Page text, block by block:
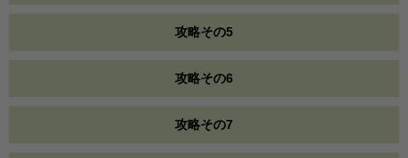
攻略その5
攻略その6
攻略その7